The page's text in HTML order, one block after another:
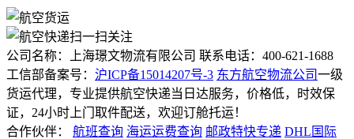
扫一扫关注
公司名称：上海璟文物流有限公司 联系电话：400-621-1688
工信部备案号： 沪ICP备15014207号-3 东方航空物流公司一级
货运代理，专业提供航空快递当日达服务，价格低，时效保
证，24小时上门取件配送，欢迎订舱托运！
合作伙伴： 航班查询 海运运费查询 邮政特快专递 DHL国际